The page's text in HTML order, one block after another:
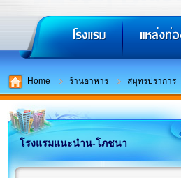
Home ร้านอาหาร สมุทรปราการ
โรงแรมแนะนำน-โภชนา